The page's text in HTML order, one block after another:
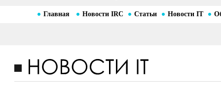
Главная Новости IRC Статьи Новости IT